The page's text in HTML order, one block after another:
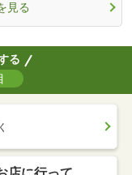
見る
る